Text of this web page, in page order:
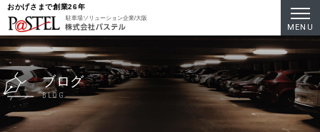
おかげさまで創業26年
駐車場ソリューション企業/大阪
ブログ
BLOG
MENU